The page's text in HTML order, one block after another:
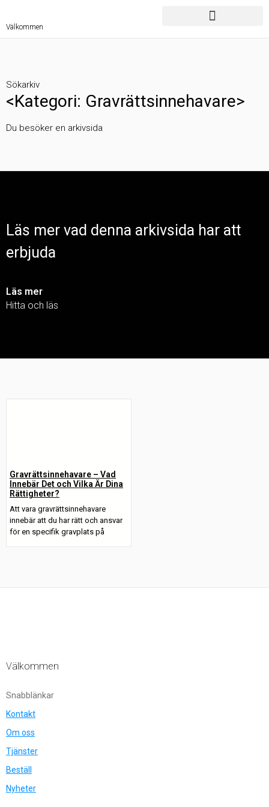
Välkommen
Sökarkiv
<Kategori: Gravrättsinnehavare>
Du besöker en arkivsida
Läs mer vad denna arkivsida har att
erbjuda
Läs mer
Hitta och läs
Gravrättsinnehavare – Vad
Innebär Det och Vilka Är Dina
Rättigheter?
Att vara gravrättsinnehavare
innebär att du har rätt och ansvar
för en specifik gravplats på
Välkommen
Snabblänkar
Kontakt
Om oss
Tjänster
Beställ
Nyheter